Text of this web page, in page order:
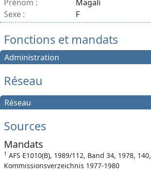
Prénom :
Magali
Sexe :
F
Fonctions et mandats
Administration
Réseau
Réseau
Sources
Mandats
1 AFS E1010(B), 1989/112, Band 34, 1978, 140,
Kommissionsverzeichnis 1977-1980